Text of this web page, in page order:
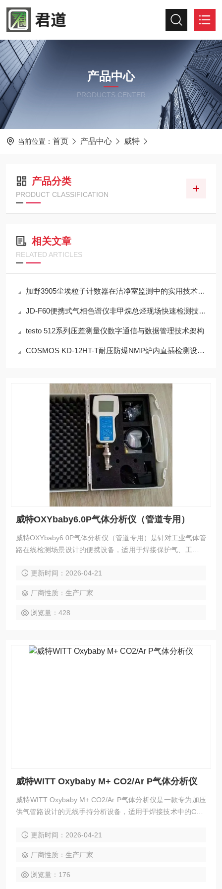
产品中心
PRODUCTS CENTER
当前位置： 首页 产品中心 威特
产品分类
PRODUCT CLASSIFICATION
相关文章
RELATED ARTICLES
加野3905尘埃粒子计数器在洁净室监测中的实用技术解析
JD-F60便携式气相色谱仪非甲烷总烃现场快速检测技术方案
testo 512系列压差测量仪数字通信与数据管理技术架构
COSMOS KD-12HT-T耐压防爆NMP炉内直插检测设备工程设计指南
威特OXYbaby6.0P气体分析仪（管道专用）
威特OXYbaby6.0P气体分析仪（管道专用）是针对工业气体管
路在线检测场景设计的便携设备，适用于焊接保护气、工艺混
压管道进行自动取样，实时显示气体压力值，内置500组数据
更新时间：2026-04-21
厂商性质：生产厂家
浏览量：428
威特WITT Oxybaby M+ CO2/Ar P气体分析仪
威特WITT Oxybaby M+ CO2/Ar P气体分析仪是一款专为加压
供气管路设计的无线手持分析设备，适用于焊接技术中的CO₂/
菜单，支持单手操作。内置可充电电池与样品流量监控报警功
光滑易清洁，适配多种接头选件，满足现场快速、准确的气体
成分测定需求。
更新时间：2026-04-21
厂商性质：生产厂家
浏览量：176